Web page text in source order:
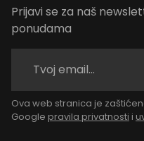
Prijavi se za naš
ponudama
Ova web stranica je
Google pravila privatnosti i